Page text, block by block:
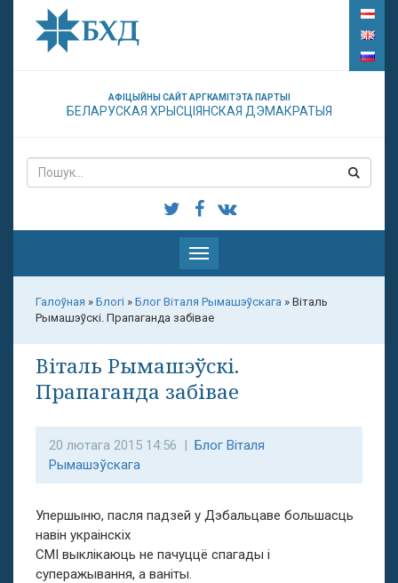
АФІЦЫЙНЫ САЙТ АРГКАМІТЭТА ПАРТЫІ
БЕЛАРУСКАЯ ХРЫСЦІЯНСКАЯ ДЭМАКРАТЫЯ
Паказаць
меню
Галоўная » Блогі » Блог Віталя Рымашэўскага » Віталь
Рымашэўскі. Прапаганда забівае
Віталь Рымашэўскі.
Прапаганда забівае
20 лютага 2015 14:56 | Блог Віталя
Рымашэўскага
Упершыню, пасля падзей у Дэбальцаве большасць
навін украінскіх
СМІ выклікаюць не пачуццё спагады і
суперажывання, а ваніты.